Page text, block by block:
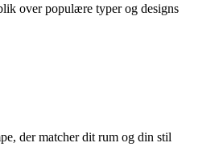
over populære typer og designs
der matcher dit rum og din stil